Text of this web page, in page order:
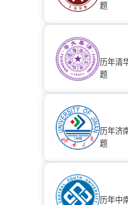
题
历年清
题
历年济
题
历年中